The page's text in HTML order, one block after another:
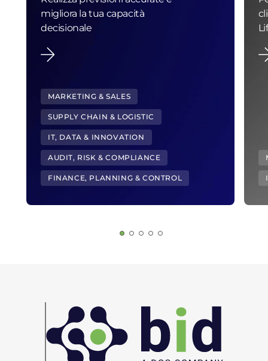
migliora la tua capacità
decisionale
MARKETING & SALES
SUPPLY CHAIN & LOGISTIC
IT, DATA & INNOVATION
AUDIT, RISK & COMPLIANCE
FINANCE, PLANNING & CONTROL